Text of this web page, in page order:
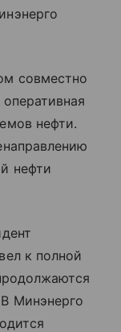
совместно
нефти.
нефти
к полной
Минэнерго